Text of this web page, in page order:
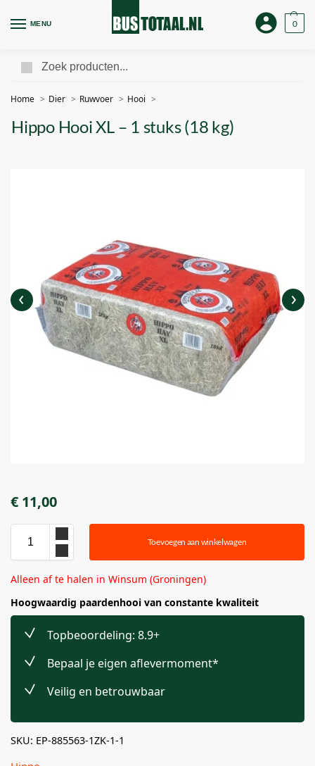
MENU 0
Home Dier Ruwvoer Hooi
Hippo Hooi XL – 1 stuks (18 kg)
€ 11,00
Toevoegen aan winkelwagen
Alleen af te halen in Winsum (Groningen)
Hoogwaardig paardenhooi van constante kwaliteit
Topbeoordeling: 8.9+
Bepaal je eigen aflevermoment*
Veilig en betrouwbaar
SKU: EP-885563-1ZK-1-1